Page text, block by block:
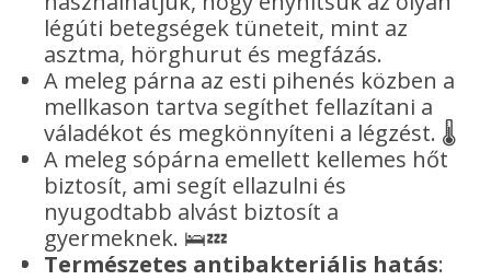
légúti betegségek tüneteit, mint az
asztma, hörghurut és megfázás.
A meleg párna az esti pihenés közben a
mellkason tartva segíthet fellazítani a
váladékot és megkönnyíteni a légzést. 🌡️
A meleg sópárna emellett kellemes hőt
biztosít, ami segít ellazulni és
nyugodtabb alvást biztosít a
gyermeknek. 🛌💤
Természetes antibakteriális hatás: